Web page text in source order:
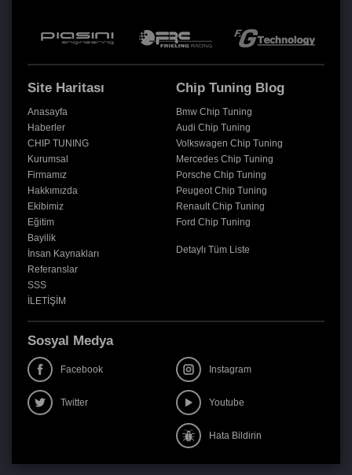
Site Haritası
Anasayfa
Haberler
CHIP TUNING
Kurumsal
Firmamız
Hakkımızda
Ekibimiz
Eğitim
Bayilik
İnsan Kaynakları
Referanslar
SSS
İLETİŞİM
Chip Tuning Blog
Bmw Chip Tuning
Audi Chip Tuning
Volkswagen Chip Tuning
Mercedes Chip Tuning
Porsche Chip Tuning
Peugeot Chip Tuning
Renault Chip Tuning
Ford Chip Tuning
Detaylı Tüm Liste
Sosyal Medya
Facebook Instagram
Twitter Youtube
Hata Bildirin